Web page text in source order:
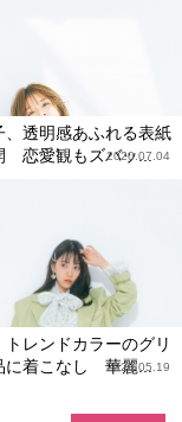
、透明感あふれる表紙
恋愛観もズバッ...
2020.07.04
トレンドカラーのグリ
に着こなし 華麗...
2020.05.19